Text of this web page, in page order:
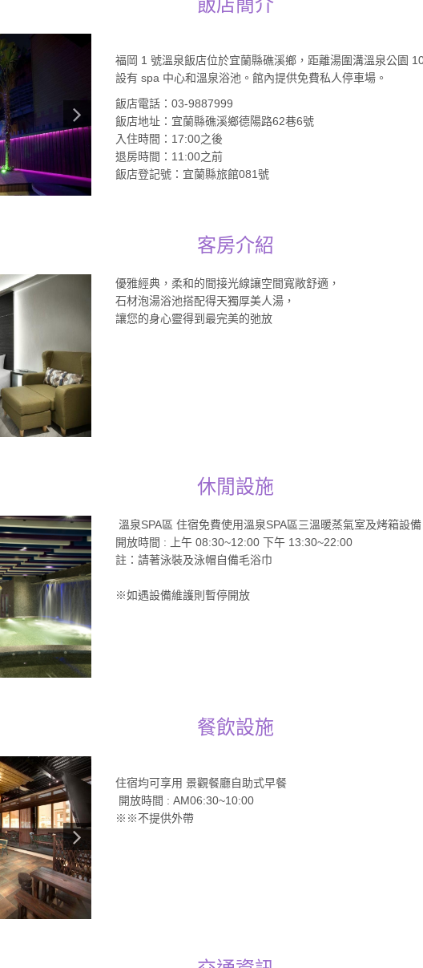
福岡 1 號溫泉飯店位於宜蘭縣礁溪鄉，距離湯圍溝溫泉公園
設有 spa 中心和溫泉浴池。館內提供免費私人停車場。
飯店電話：03-9887999
飯店地址：宜蘭縣礁溪鄉德陽路62巷6號
入住時間：17:00之後
退房時間：11:00之前
飯店登記號：宜蘭縣旅館081號
客房介紹
優雅經典，柔和的間接光線讓空間寬敞舒適，
石材泡湯浴池搭配得天獨厚美人湯，
讓您的身心靈得到最完美的弛放
休閒設施
溫泉SPA區 住宿免費使用溫泉SPA區三溫暖蒸氣室及烤箱設備
開放時間 : 上午 08:30~12:00 下午 13:30~22:00
註：請著泳裝及泳帽自備毛浴巾
※如遇設備維護則暫停開放
餐飲設施
住宿均可享用 景觀餐廳自助式早餐
開放時間 : AM06:30~10:00
※※不提供外帶